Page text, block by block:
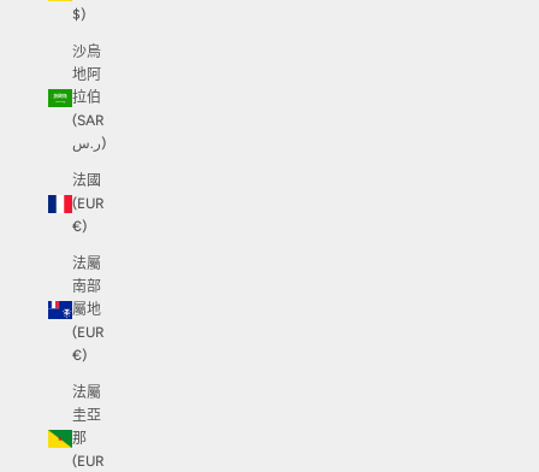
$)
沙烏
地阿
拉伯
(SAR
ر.س)
法國
(EUR
€)
法屬
南部
屬地
(EUR
€)
法屬
圭亞
那
(EUR